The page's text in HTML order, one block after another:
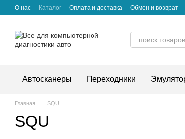
Перейти к основному контенту
О нас Каталог Оплата и доставка Обмен и возврат
Автосканеры Переходники
Главная SQU
SQU